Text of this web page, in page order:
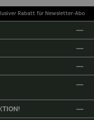
Rabatt für Newsletter-Abo